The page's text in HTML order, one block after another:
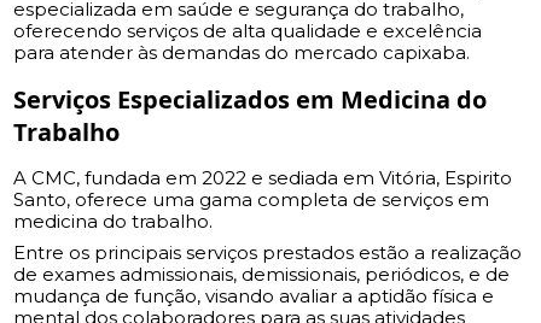
especializada em saúde e segurança do trabalho,
oferecendo serviços de alta qualidade e excelência
para atender às demandas do mercado capixaba.
Serviços Especializados em Medicina do
Trabalho
A CMC, fundada em 2022 e sediada em Vitória, Espirito
Santo, oferece uma gama completa de serviços em
medicina do trabalho.
Entre os principais serviços prestados estão a realização
de exames admissionais, demissionais, periódicos, e de
mudança de função, visando avaliar a aptidão física e
mental dos colaboradores para as suas atividades